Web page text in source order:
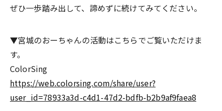
ぜひ一歩踏み出して、諦めずに続けてみてください。
▼宮城のおーちゃんの活動はこちらでご覧いただけま
す。
ColorSing
https://web.colorsing.com/share/user?
user_id=78933a3d-c4d1-47d2-bdfb-b2b9af9faea8